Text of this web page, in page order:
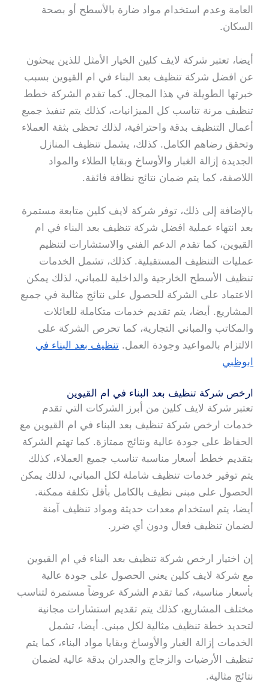
العامة وعدم استخدام مواد ضارة بالأسطح أو بصحة
السكان.
أيضا، تعتبر شركة لايف كلين الخيار الأمثل للذين يبحثون
عن افضل شركة تنظيف بعد البناء في ام القيوين بسبب
خبرتها الطويلة في هذا المجال. كما تقدم الشركة خطط
تنظيف مرنة تناسب كل الميزانيات، كذلك يتم تنفيذ جميع
أعمال التنظيف بدقة واحترافية، لذلك تحظى بثقة العملاء
وتحقق رضاهم الكامل. كذلك، يشمل تنظيف المنازل
الجديدة إزالة الغبار والأوساخ وبقايا الطلاء والمواد
اللاصقة، كما يتم ضمان نتائج نظافة فائقة.
بالإضافة إلى ذلك، توفر شركة لايف كلين متابعة مستمرة
بعد انتهاء عملية افضل شركة تنظيف بعد البناء في ام
القيوين، كما تقدم الدعم الفني والاستشارات لتنظيم
عمليات التنظيف المستقبلية. كذلك، تشمل الخدمات
تنظيف الأسطح الخارجية والداخلية للمباني، لذلك يمكن
الاعتماد على الشركة للحصول على نتائج مثالية في جميع
المشاريع. أيضا، يتم تقديم خدمات متكاملة للعائلات
والمكاتب والمباني التجارية، كما تحرص الشركة على
الالتزام بالمواعيد وجودة العمل.تنظيف بعد البناء في
ابوظبي
ارخص شركة تنظيف بعد البناء في ام القيوين
تعتبر شركة لايف كلين من أبرز الشركات التي تقدم
خدمات ارخص شركة تنظيف بعد البناء في ام القيوين مع
الحفاظ على جودة عالية ونتائج ممتازة. كما تهتم الشركة
بتقديم خطط أسعار مناسبة تناسب جميع العملاء، كذلك
يتم توفير خدمات تنظيف شاملة لكل المباني، لذلك يمكن
الحصول على مبنى نظيف بالكامل بأقل تكلفة ممكنة.
أيضا، يتم استخدام معدات حديثة ومواد تنظيف آمنة
لضمان تنظيف فعال ودون أي ضرر.
إن اختيار ارخص شركة تنظيف بعد البناء في ام القيوين
مع شركة لايف كلين يعني الحصول على جودة عالية
بأسعار مناسبة، كما تقدم الشركة عروضاً مستمرة لتناسب
مختلف المشاريع، كذلك يتم تقديم استشارات مجانية
لتحديد خطة تنظيف مثالية لكل مبنى. أيضا، تشمل
الخدمات إزالة الغبار والأوساخ وبقايا مواد البناء، كما يتم
تنظيف الأرضيات والزجاج والجدران بدقة عالية لضمان
نتائج مثالية.